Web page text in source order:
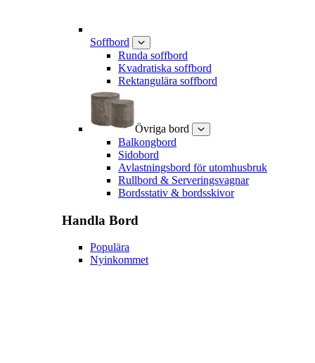
Soffbord
Runda soffbord
Kvadratiska soffbord
Rektangulära soffbord
Övriga bord
Balkongbord
Sidobord
Avlastningsbord för utomhusbruk
Rullbord & Serveringsvagnar
Bordsstativ & bordsskivor
Handla Bord
Populära
Nyinkommet